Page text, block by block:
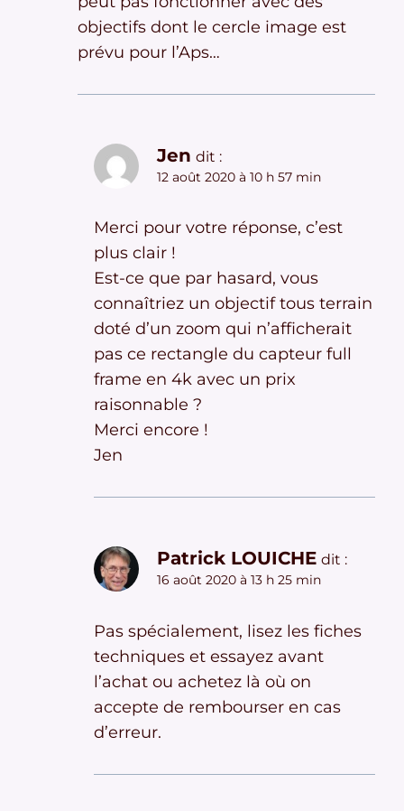
objectifs dont le cercle image est
prévu pour l’Aps…
Jen dit :
12 août 2020 à 10 h 57 min
Merci pour votre réponse, c’est
plus clair !
Est-ce que par hasard, vous
connaîtriez un objectif tous terrain
doté d’un zoom qui n’afficherait
pas ce rectangle du capteur full
frame en 4k avec un prix
raisonnable ?
Merci encore !
Jen
Patrick LOUICHE dit :
16 août 2020 à 13 h 25 min
Pas spécialement, lisez les fiches
techniques et essayez avant
l’achat ou achetez là où on
accepte de rembourser en cas
d’erreur.